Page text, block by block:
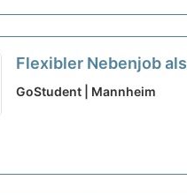
Flexibler Nebenjob als
Rechnungswesen -
GoStudent | Mannheim